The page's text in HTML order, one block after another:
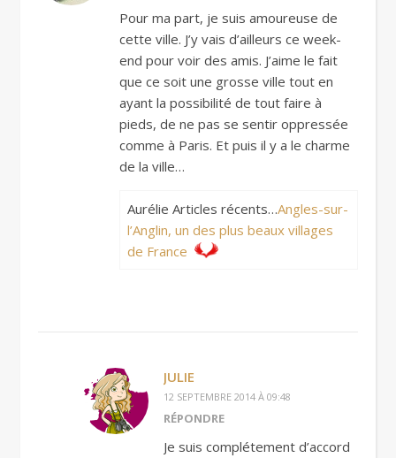
Pour ma part, je suis amoureuse de
cette ville. J’y vais d’ailleurs ce week-
end pour voir des amis. J’aime le fait
que ce soit une grosse ville tout en
ayant la possibilité de tout faire à
pieds, de ne pas se sentir oppressée
comme à Paris. Et puis il y a le charme
de la ville…
Aurélie Articles récents…Angles-sur-
l’Anglin, un des plus beaux villages
de France
JULIE
12 SEPTEMBRE 2014 À 09:48
RÉPONDRE
Je suis complétement d’accord